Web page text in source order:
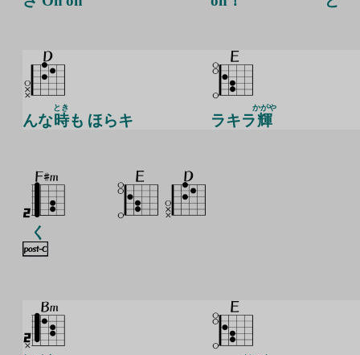
んな時
とき
も ほらキ ラキラ輝
かがや
く